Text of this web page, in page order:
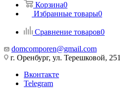
Корзина0
Избранные товары0
Сравнение товаров0
domcomporen@gmail.com
г. Оренбург, ул. Терешковой, 251
Вконтакте
Telegram